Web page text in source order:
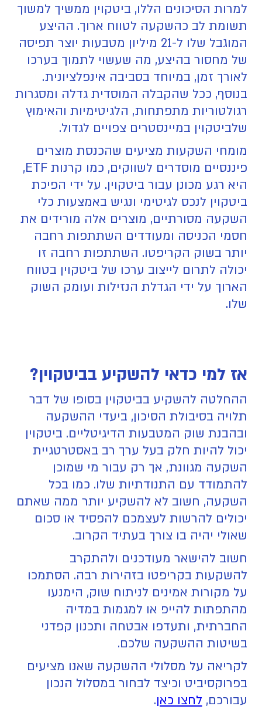
למרות הסיכונים הללו, ביטקוין ממשיך למשוך
תשומת לב כהשקעה לטווח ארוך. ההיצע
המוגבל שלו ל-21 מיליון מטבעות יוצר תפיסה
של מחסור בהיצע, מה שעשוי לתמוך בערכו
לאורך זמן, במיוחד בסביבה אינפלציונית.
בנוסף, ככל שהקבלה המוסדית גדלה ומסגרות
רגולטוריות מתפתחות, הלגיטימיות והאימוץ
שלביטקוין במיינסטרים צפויים לגדול.
מומחי השקעות מציעים שהכנסת מוצרים
פיננסיים מוסדרים לשווקים, כמו קרנות ETF,
היא רגע מכונן עבור ביטקוין. על ידי הפיכת
ביטקוין לנכס לגיטימי ונגיש באמצעות כלי
השקעה מסורתיים, מוצרים אלה מורידים את
חסמי הכניסה ומעודדים השתתפות רחבה
יותר בשוק הקריפטו. השתתפות רחבה זו
יכולה לתרום לייצוב ערכו של ביטקוין בטווח
הארוך על ידי הגדלת הנזילות ועומק השוק
שלו.
אז למי כדאי להשקיע בביטקוין?
ההחלטה להשקיע בביטקוין בסופו של דבר
תלויה בסיבולת הסיכון, ביעדי ההשקעה
ובהבנת שוק המטבעות הדיגיטליים. ביטקוין
יכול להיות חלק בעל ערך רב באסטרטגיית
השקעה מגוונת, אך רק עבור מי שמוכן
להתמודד עם התנודתיות שלו. כמו בכל
השקעה, חשוב לא להשקיע יותר ממה שאתם
יכולים להרשות לעצמכם להפסיד או סכום
שאולי יהיה בו צורך בעתיד הקרוב.
חשוב להישאר מעודכנים ולהתקרב
להשקעות בקריפטו בזהירות רבה. הסתמכו
על מקורות אמינים לניתוח שוק, הימנעו
מהתפתות להייפ או למגמות במדיה
החברתית, ותעדפו אבטחה ותכנון קפדני
בשיטות ההשקעה שלכם.
לקריאה על מסלולי ההשקעה שאנו מציעים
בפרוקסיביט וכיצד לבחור במסלול הנכון
עבורכם, לחצו כאן.